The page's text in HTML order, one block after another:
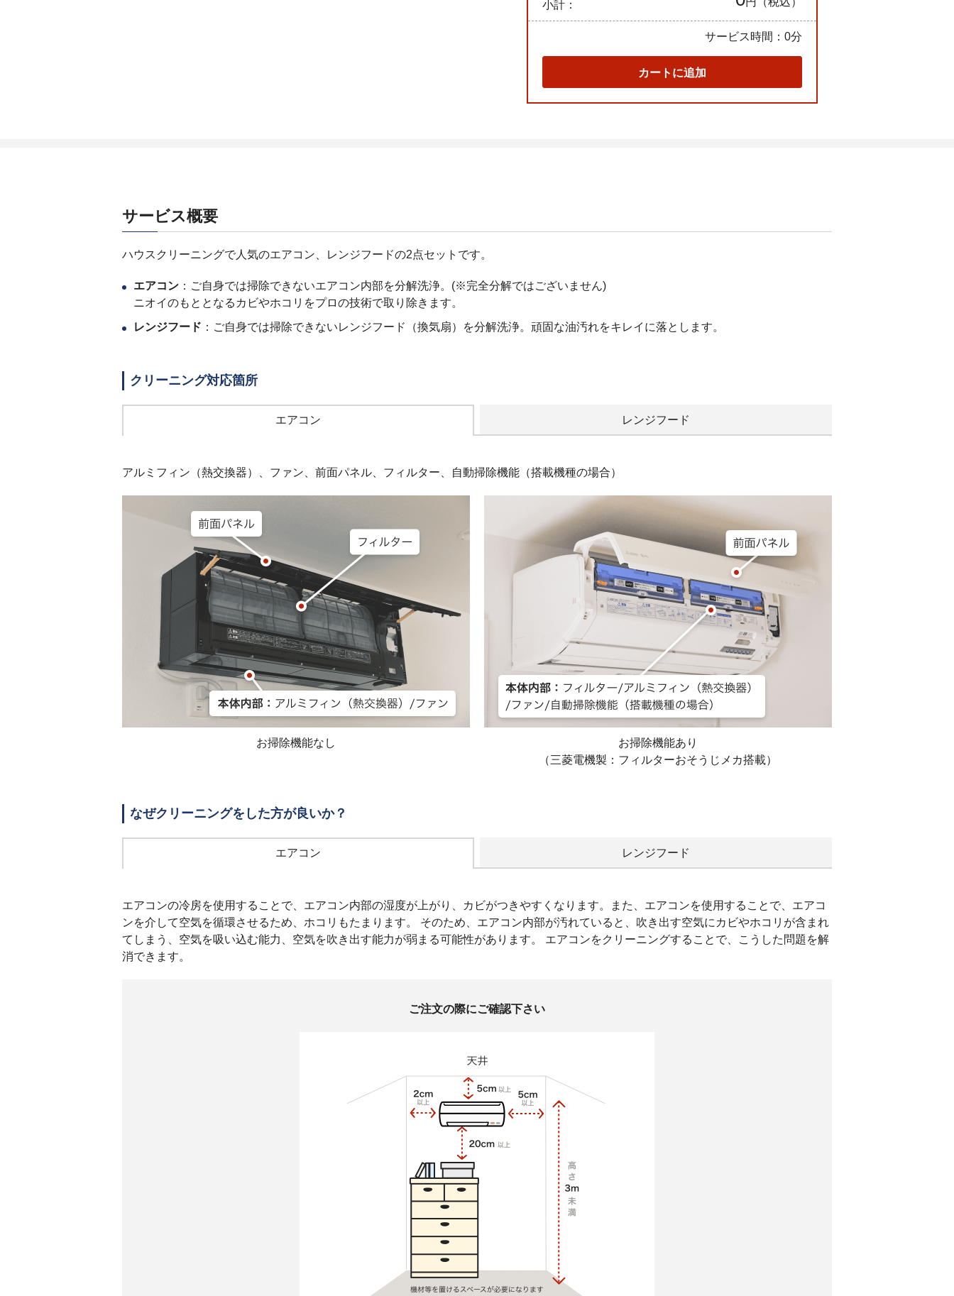
小計：
サービス時間： 0分
カートに追加
サービス概要
ハウスクリーニングで人気のエアコン、レンジフードの2点セットです。
エアコン ：ご自身では掃除できないエアコン内部を分解洗浄。(※完全分解ではございません)
ニオイのもととなるカビやホコリをプロの技術で取り除きます。
レンジフード ：ご自身では掃除できないレンジフード（換気扇）を分解洗浄。頑固な油汚れをキレイに落とします。
クリーニング対応箇所
エアコン レンジフード
アルミフィン（熱交換器）、ファン、前面パネル、フィルター、自動掃除機能（搭載機種の場合）
お掃除機能なし
お掃除機能あり
（三菱電機製：フィルターおそうじメカ搭載）
なぜクリーニングをした方が良いか？
エアコン レンジフード
エアコンの冷房を使用することで、エアコン内部の湿度が上がり、カビがつきやすくなります。また、エアコンを使用することで、エアコ
ンを介して空気を循環させるため、ホコリもたまります。 そのため、エアコン内部が汚れていると、吹き出す空気にカビやホコリが含まれ
てしまう、空気を吸い込む能力、空気を吹き出す能力が弱まる可能性があります。 エアコンをクリーニングすることで、こうした問題を解
消できます。
ご注文の際にご確認下さい